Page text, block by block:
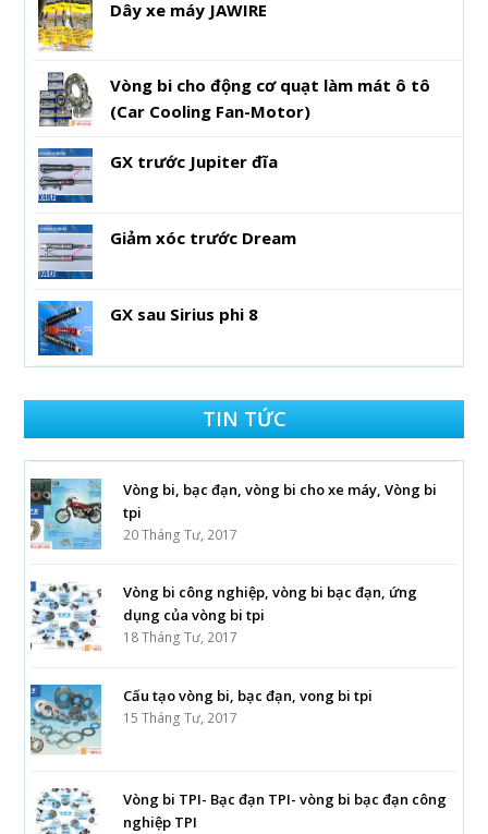
Dây xe máy JAWIRE
Vòng bi cho động cơ quạt làm mát ô tô
(Car Cooling Fan-Motor)
GX trước Jupiter đĩa
Giảm xóc trước Dream
GX sau Sirius phi 8
TIN TỨC
Vòng bi, bạc đạn, vòng bi cho xe máy, Vòng bi
tpi
20 Tháng Tư, 2017
Vòng bi công nghiệp, vòng bi bạc đạn, ứng
dụng của vòng bi tpi
18 Tháng Tư, 2017
Cấu tạo vòng bi, bạc đạn, vong bi tpi
15 Tháng Tư, 2017
Vòng bi TPI- Bạc đạn TPI- vòng bi bạc đạn công
nghiệp TPI